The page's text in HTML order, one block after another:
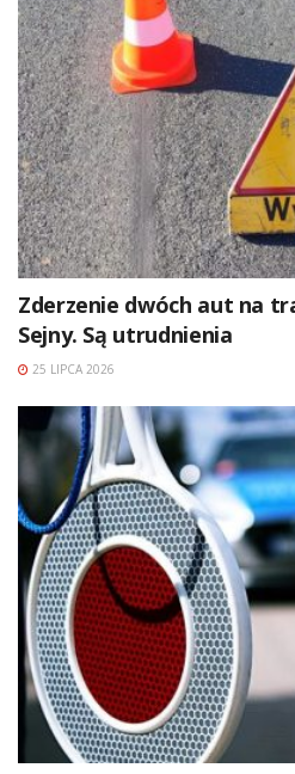
Zderzenie dwóch aut na
Sejny. Są utrudnienia
25 LIPCA 2026